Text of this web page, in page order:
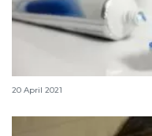
Waktu tepat untuk
20 April 2021